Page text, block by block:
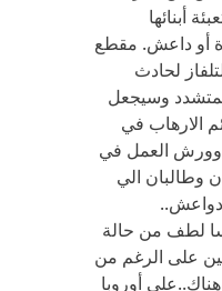
أبنائها
أو داعش. مقطع
لحادث
وسيجعل
الارهاب في
وورش العمل في
وطالبان الي
دواعش..
لطف من حالة
على الرغم من
أوروبا